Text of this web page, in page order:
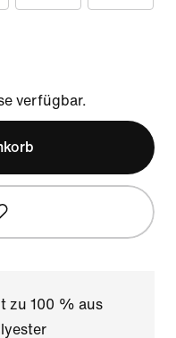
verfügbar.
zu 100 % aus